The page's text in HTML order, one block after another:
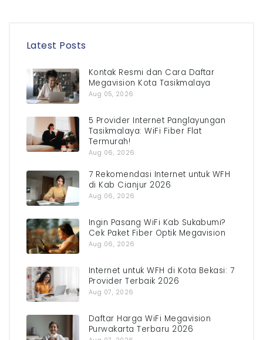
Latest Posts
Kontak Resmi dan Cara Daftar
Megavision Kota Tasikmalaya
Aug 05, 2026
5 Provider Internet Panglayungan
Tasikmalaya: WiFi Fiber Flat
Termurah!
Aug 06, 2026
7 Rekomendasi Internet untuk WFH
di Kab Cianjur 2026
Aug 06, 2026
Ingin Pasang WiFi Kab Sukabumi?
Cek Paket Fiber Optik Megavision
Aug 06, 2026
Internet untuk WFH di Kota Bekasi: 7
Provider Terbaik 2026
Aug 07, 2026
Daftar Harga WiFi Megavision
Purwakarta Terbaru 2026